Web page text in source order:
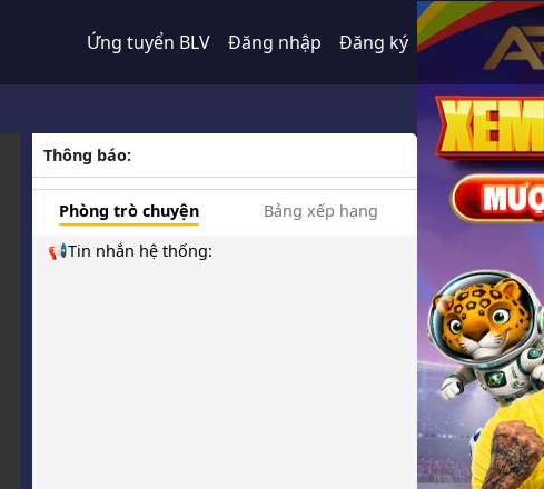
Ứng tuyển BLV Đăng nhập Đăng ký
Thông báo:
Phòng trò chuyện
Bảng xếp hạng
📢Tin nhắn hệ thống: